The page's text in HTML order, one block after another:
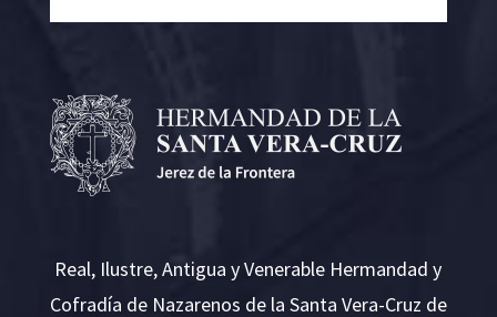
Real, Ilustre, Antigua y Venerable Hermandad y
Cofradía de Nazarenos de la Santa Vera-Cruz de